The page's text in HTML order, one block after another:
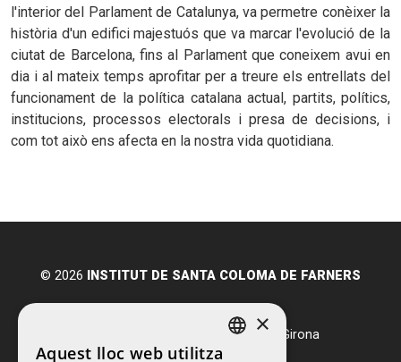
l'interior del Parlament de Catalunya, va permetre conèixer la
història d'un edifici majestuós que va marcar l'evolució de la
ciutat de Barcelona, fins al Parlament que coneixem avui en
dia i al mateix temps aprofitar per a treure els entrellats del
funcionament de la política catalana actual, partits, polítics,
institucions, processos electorals i presa de decisions, i
com tot això ens afecta en la nostra vida quotidiana.
© 2026 INSTITUT DE SANTA COLOMA DE FARNERS
Santa Coloma de Farners
Girona
T.972 84 21 05
×
Aquest lloc web utilitza